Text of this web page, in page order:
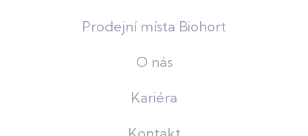
Prodejní místa Biohort
O nás
Kariéra